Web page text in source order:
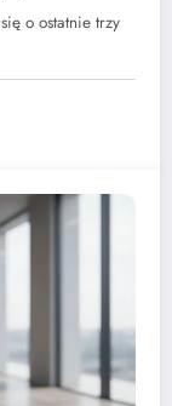
o ostatnie trzy